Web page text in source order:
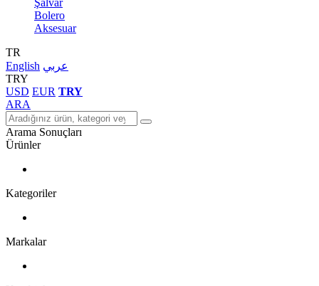
Şalvar
Bolero
Aksesuar
TR
English عربي
TRY
USD EUR TRY
ARA
Arama Sonuçları
Ürünler
Kategoriler
Markalar